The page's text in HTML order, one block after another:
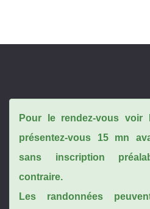
Pour le rendez-vous
présentez-vous 15 mn
sans inscription
contraire.
Les randonnées